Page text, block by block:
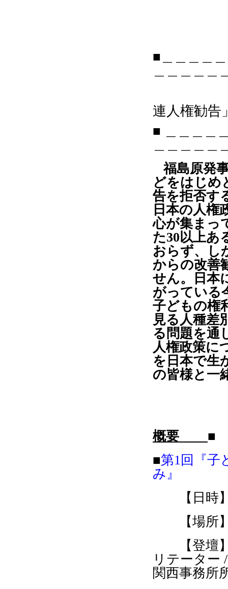
■＿＿＿＿
連人権勧告
■ ＿＿＿＿
福島原発
どをはじめ
告を拒否す
日本の人権
心が集まっ
た30以上あ
おらず、し
からの改善
せん。日本
がっている
子どもの権
見る人種差
る問題を通
人権政策に
を日本で生
の皆様と一
概要 ■
■第1回『子
み』
【日時】
【場所】
【登壇】
リテーター
関西事務所